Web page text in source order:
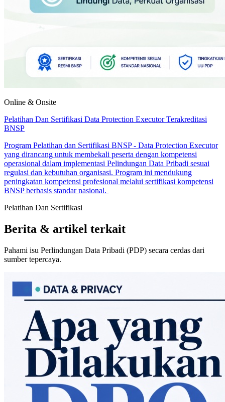
Online & Onsite
Pelatihan Dan Sertifikasi Data Protection Executor Terakreditasi
BNSP
Program Pelatihan dan Sertifikasi BNSP - Data Protection Executor
yang dirancang untuk membekali peserta dengan kompetensi
operasional dalam implementasi Pelindungan Data Pribadi sesuai
regulasi dan kebutuhan organisasi. Program ini mendukung
peningkatan kompetensi profesional melalui sertifikasi kompetensi
BNSP berbasis standar nasional.
Pelatihan Dan Sertifikasi
Berita & artikel terkait
Pahami isu Perlindungan Data Pribadi (PDP) secara cerdas dari
sumber tepercaya.